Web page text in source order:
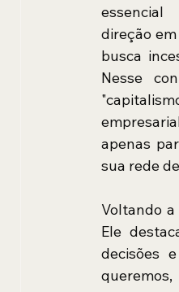
direção
busca
Nesse
apenas
sua rede
Voltando
Ele
decisões